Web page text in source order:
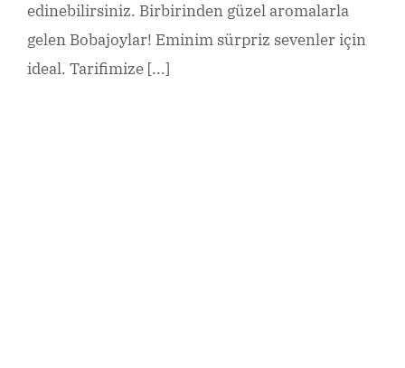
edinebilirsiniz. Birbirinden güzel aromalarla
gelen Bobajoylar! Eminim sürpriz sevenler için
ideal. Tarifimize [...]